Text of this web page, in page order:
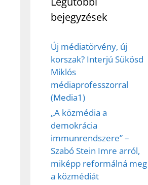
bejegyzések
Új médiatörvény, új
korszak? Interjú Sükösd
Miklós
médiaprofesszorral
(Media1)
„A közmédia a
demokrácia
immunrendszere” –
Szabó Stein Imre arról,
miképp reformálná meg
a közmédiát